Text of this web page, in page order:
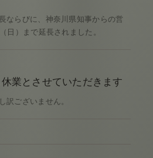
ならびに、神奈川県知事からの営
日）まで延長されました。
業とさせていただきます
訳ございません。